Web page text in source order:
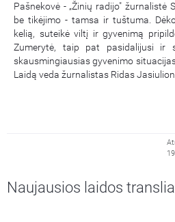
Pašnekovė - „Žinių radijo" žurnalistė
be tikėjimo - tamsa ir tuštuma.
kelią, suteikė viltį ir gyvenimą
Zumerytė, taip pat pasidalijusi ir
skausmingiausias gyvenimo
Laidą veda žurnalistas Ridas
Naujausios laidos